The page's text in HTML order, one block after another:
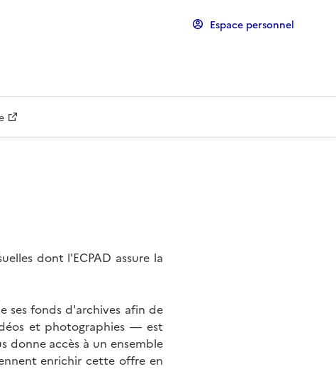
Espace personnel
dont l'ECPAD assure la
ses fonds d'archives afin de
et photographies — est
donne accès à un ensemble
enrichir cette offre en